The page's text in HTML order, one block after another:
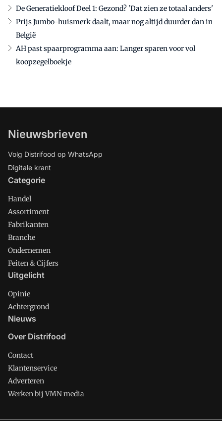
De Generatiekloof Deel 1: Gezond? 'Dat zien ze totaal anders'
Prijs Jumbo-huismerk daalt, maar nog altijd duurder dan in
België
AH past spaarprogramma aan: Langer sparen voor vol
koopzegelboekje
Nieuwsbrieven
Volg Distrifood op WhatsApp
Digitale krant
Categorie
Handel
Assortiment
Fabrikanten
Branche
Ondernemen
Feiten & Cijfers
Uitgelicht
Opinie
Achtergrond
Nieuws
Over Distrifood
Contact
Klantenservice
Adverteren
Werken bij VMN media